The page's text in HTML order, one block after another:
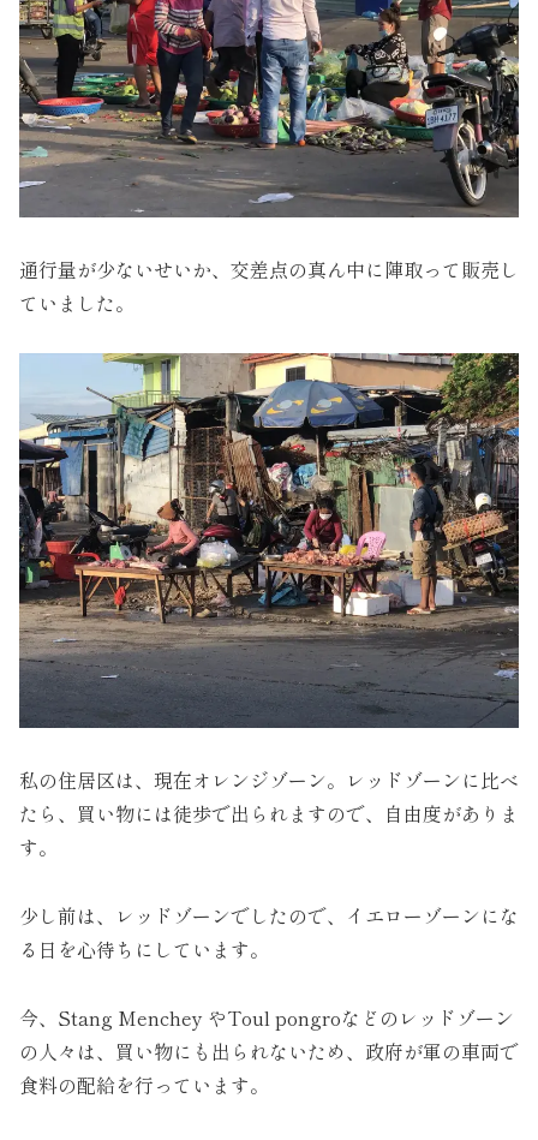
通行量が少ないせいか、交差点の真ん中に陣取って販売し
ていました。
私の住居区は、現在オレンジゾーン。レッドゾーンに比べ
たら、買い物には徒歩で出られますので、自由度がありま
す。
少し前は、レッドゾーンでしたので、イエローゾーンにな
る日を心待ちにしています。
今、Stang Menchey やToul pongroなどのレッドゾーン
の人々は、買い物にも出られないため、政府が軍の車両で
食料の配給を行っています。